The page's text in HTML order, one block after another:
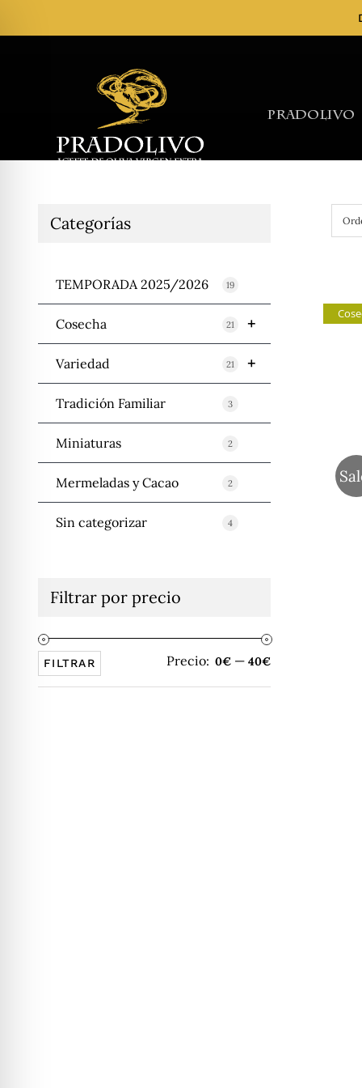
Pradolivo
Categorías
TEMPORADA 2025/2026 19
+
Cosecha 21
+
Variedad 21
Tradición Familiar 3
Miniaturas 2
Mermeladas y Cacao 2
Sin categorizar 4
Filtrar por precio
Precio
mínimo
Precio
máximo
FILTRAR Precio: 0€— 40€